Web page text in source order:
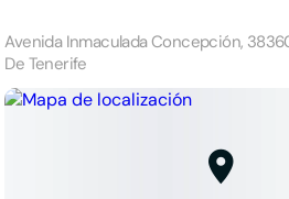
Avenida Inmaculada Concepción,
De Tenerife